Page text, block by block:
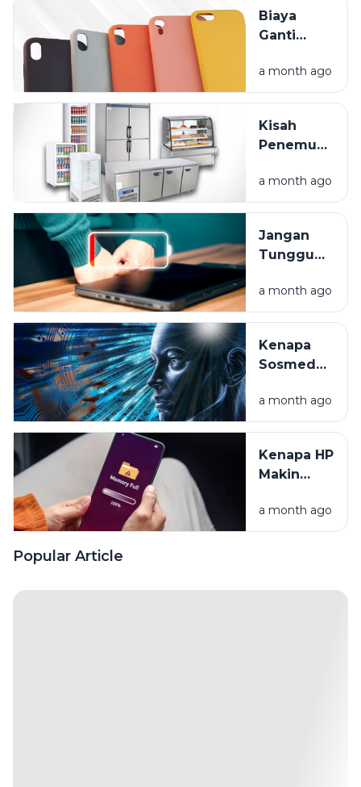
Tapi Kok
Saldo
Habis?
Biaya
Ganti
Mahal?
Lindungi
Anda
Sejak Hari
a month ago
Kisah
Penemuan
Dari Es
Balok
Frozen
Food
a month ago
Jangan
Tunggu
Ini Cara
Rawat
Laptop
Anda
a month ago
Kenapa
Sosmed
yang Kita
Mau? Intip
Algoritma
a month ago
Kenapa HP
Makin
Makin
Lemot?
Alasannya
a month ago
Popular Article